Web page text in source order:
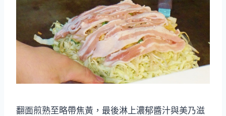
翻面煎熟至略帶焦黃，最後淋上濃郁醬汁與美乃滋